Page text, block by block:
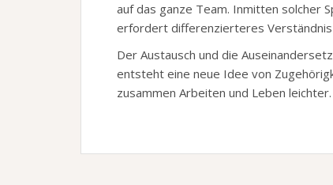
auf das ganze Team. Inmitten solcher
erfordert differenzierteres Verständnis
Der Austausch und die
entsteht eine neue Idee von
zusammen Arbeiten und Leben leichter.